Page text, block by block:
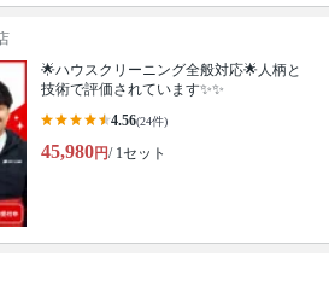
🌟ハウスクリーニング全般対応🌟人柄と
技術で評価されています✨✨
4.56(24件)
45,980円/ 1セット